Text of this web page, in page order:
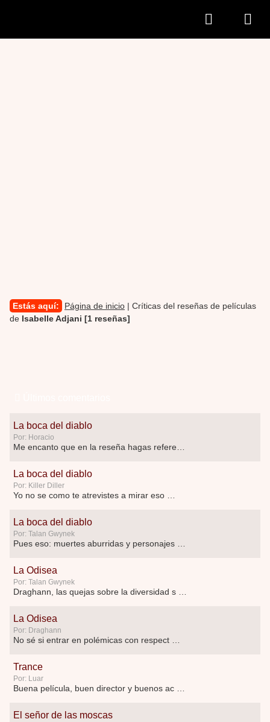
Estás aquí: Página de inicio | Críticas del reseñas de películas
de Isabelle Adjani [1 reseñas]
La boca del diablo
Por: Horacio
La boca del diablo
Por: Killer Diller
Yo no se como te atrevistes a mirar eso …
La boca del diablo
Por: Talan Gwynek
La Odisea
Por: Talan Gwynek
Draghann, las quejas sobre la diversidad s …
La Odisea
Por: Draghann
No sé si entrar en polémicas con respect …
Trance
Por: Luar
Buena película, buen director y buenos ac …
El señor de las moscas